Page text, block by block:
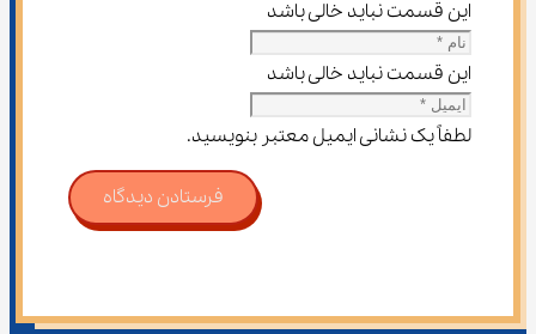
این قسمت نباید خالی باشد
این قسمت نباید خالی باشد
لطفاً یک نشانی ایمیل معتبر بنویسید.
فرستادن دیدگاه